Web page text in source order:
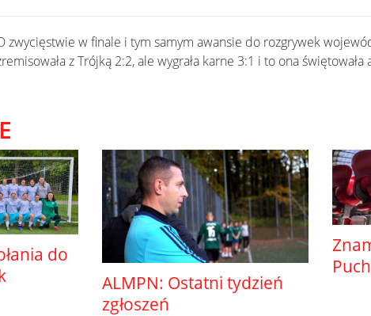
zwycięstwie w finale i tym samym awansie do rozgrywek
z Trójką 2:2, ale wygrała karne 3:1 i to ona
do
ALMPN: Ostatni tydzień
zgłoszeń